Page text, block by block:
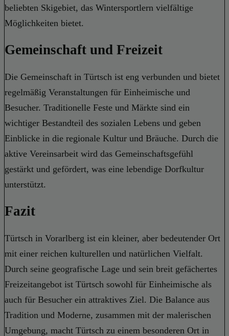
beliebten Skigebiet, das Wintersportlern vielfältige
Möglichkeiten bietet.
Gemeinschaft und Freizeit
Die Gemeinschaft in Türtsch ist eng verbunden und bietet
regelmäßig Veranstaltungen für Einheimische und
Besucher. Traditionelle Feste und Märkte sind ein
wichtiger Bestandteil des sozialen Lebens und geben
Einblicke in die regionale Kultur und Bräuche. Durch die
aktive Vereinsarbeit wird das Gemeinschaftsgefühl
gestärkt und gefördert, was eine lebendige Dorfkultur
unterstützt.
Fazit
Türtsch in Vorarlberg ist ein kleiner, aber bedeutender Ort
mit einer reichen kulturellen und natürlichen Vielfalt.
Durch seine geografische Lage und sein breit gefächertes
Freizeitangebot ist Türtsch sowohl für Einheimische als
auch für Besucher ein attraktives Ziel. Die Balance aus
Tradition und Moderne, zusammen mit der malerischen
Umgebung, macht Türtsch zu einem besonderen Ort in